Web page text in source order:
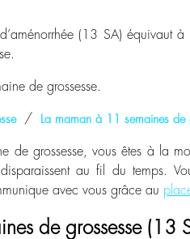
(13 SA) équivaut
de grossesse.
/ La maman à 11 semaines de
de grossesse, vous êtes à la
disparaissent au fil du temps.
avec vous grâce au
de grossesse (13